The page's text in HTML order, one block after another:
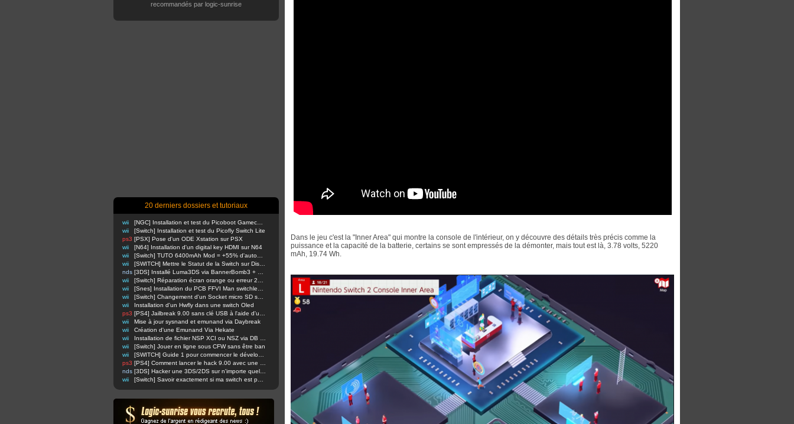
recommandés par logic-sunrise
20 derniers dossiers et tutoriaux
wii
wii
[Switch] Installation et test du Picofly Switch Lite
ps3 [PSX] Pose d'un ODE Xstation sur PSX
wii
[N64] Installation d'un digital key HDMI sur N64
wii
wii
nds
wii
wii
wii
wii
Installation d'un Hwfly dans une switch Oled
ps3
wii
Mise à jour sysnand et emunand via Daybreak
wii
Création d'une Emunand Via Hekate
wii
wii
[Switch] Jouer en ligne sous CFW sans être ban
wii
ps3
nds
wii
Dans le jeu c'est la "Inner Area" qui montre la console de l'intérieur, on y découvre des détails très précis comme la
puissance et la capacité de la batterie, certains se sont empressés de la démonter, mais tout est là, 3.78 volts, 5220
mAh, 19.74 Wh.